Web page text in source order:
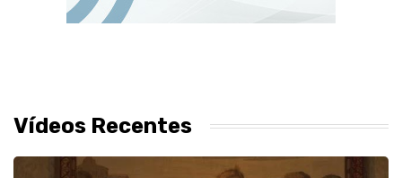
Vídeos Recentes